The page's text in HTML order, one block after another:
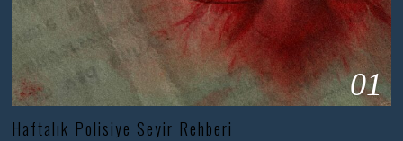
01
Haftalık Polisiye Seyir Rehberi